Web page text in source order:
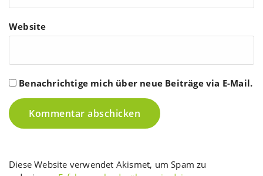
Website
Benachrichtige mich über neue Beiträge via E-Mail.
Diese Website verwendet Akismet, um Spam zu